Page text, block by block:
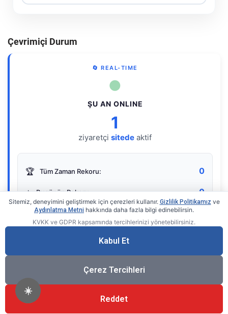
☀️
Çevrimiçi Durum
🔄 REAL-TIME
●
ŞU AN ONLINE
1
ziyaretçi sitede aktif
🏆 Tüm Zaman Rekoru: 0
⭐ Bugünün Rekoru: 0
Gerçek zamanlı sayaç
Sitemiz, deneyimini geliştirmek için çerezleri kullanır. Gizlilik Politikamız ve
Aydınlatma Metni hakkında daha fazla bilgi edinebilirsin.
KVKK ve GDPR kapsamında tercihlerinizi yönetebilirsiniz.
Kabul Et
Çerez Tercihleri
Reddet